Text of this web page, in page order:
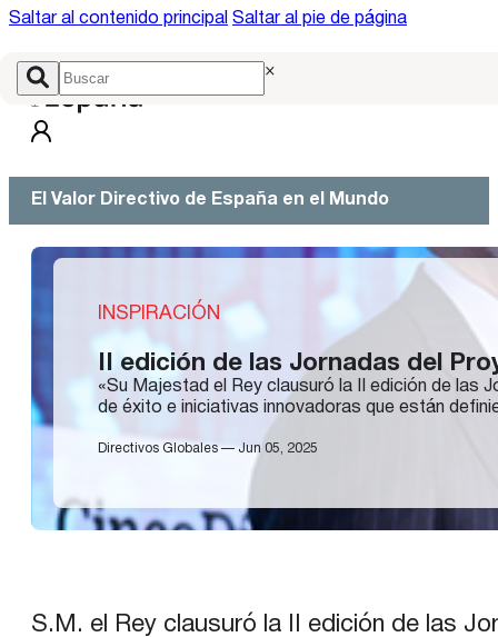
Saltar al contenido principal Saltar al pie de página
×
El Valor Directivo de España en el Mundo
INSPIRACIÓN
II edición de las Jornadas del
«Su Majestad el Rey clausuró la II edición de las
de éxito e iniciativas innovadoras que están
Directivos Globales — Jun 05, 2025
S.M. el Rey clausuró la II edición de las